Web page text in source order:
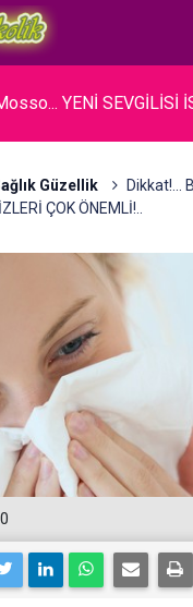
YENİ SEVGİLİSİ
Güzellik
Dikkat!...
ÇOK ÖNEMLİ!..